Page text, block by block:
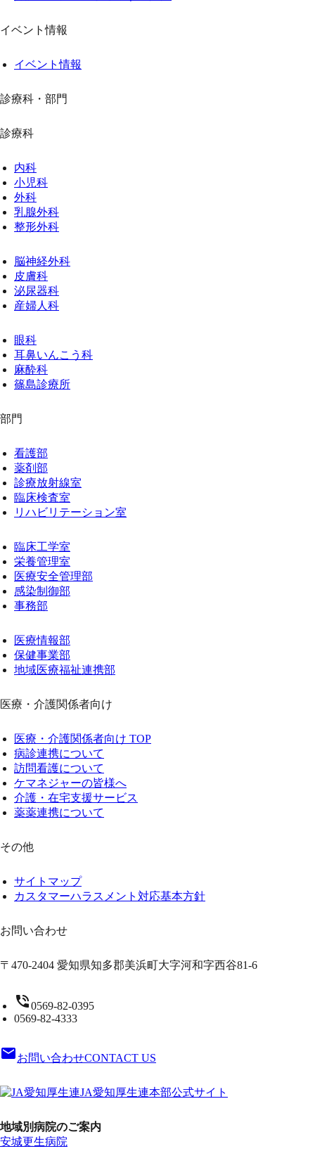
イベント情報
イベント情報
診療科・部門
診療科
内科
小児科
外科
乳腺外科
整形外科
脳神経外科
皮膚科
泌尿器科
産婦人科
眼科
耳鼻いんこう科
麻酔科
篠島診療所
部門
看護部
薬剤部
診療放射線室
臨床検査室
リハビリテーション室
臨床工学室
栄養管理室
医療安全管理部
感染制御部
事務部
医療情報部
保健事業部
地域医療福祉連携部
医療・介護関係者向け
医療・介護関係者向け TOP
病診連携について
訪問看護について
ケマネジャーの皆様へ
介護・在宅支援サービス
薬薬連携について
その他
サイトマップ
カスタマーハラスメント対応基本方針
お問い合わせ
〒470-2404 愛知県知多郡美浜町大字河和字西谷81-6
phone_in_talk0569-82-0395
0569-82-4333
emailお問い合わせCONTACT US
JA愛知厚生連本部公式サイト
地域別病院のご案内
安城更生病院